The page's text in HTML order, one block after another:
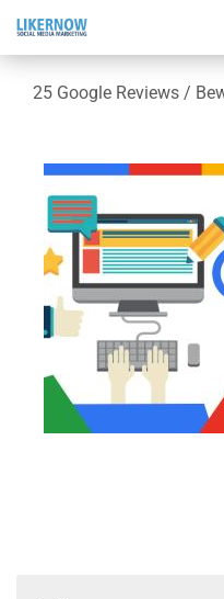
25 Goog­le Re­views /